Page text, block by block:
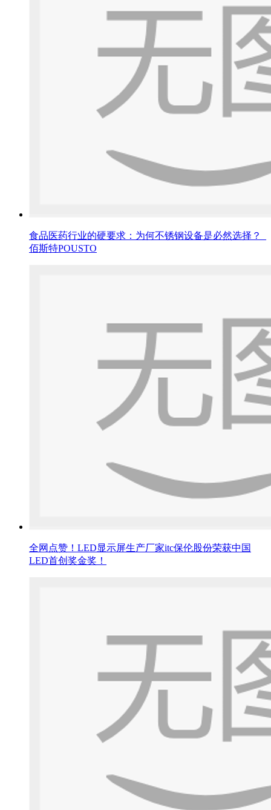
食品医药行业的硬要求：为何不锈钢设备是必然选择？_
佰斯特POUSTO
全网点赞！LED显示屏生产厂家itc保伦股份荣获中国
LED首创奖金奖！